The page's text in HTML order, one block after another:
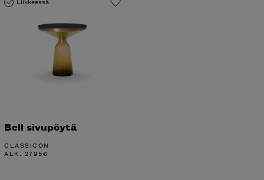
Bell sivupöytä
CLASSICON
ALK. 2795€